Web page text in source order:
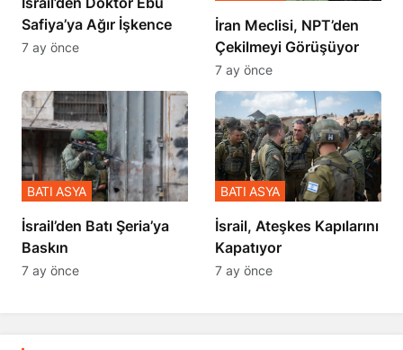
Safiya’ya Ağır İşkence
7 ay önce
İran Meclisi, NPT’den
Çekilmeyi Görüşüyor
7 ay önce
​​​​​​​İsrail’den Batı Şeria’ya
Baskın
BATI ASYA
7 ay önce
İsrail, Ateşkes Kapılarını
Kapatıyor
BATI ASYA
7 ay önce